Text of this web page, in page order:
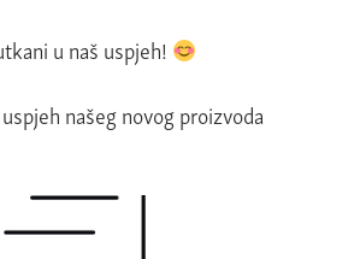
u naš uspjeh!
našeg novog proizvoda